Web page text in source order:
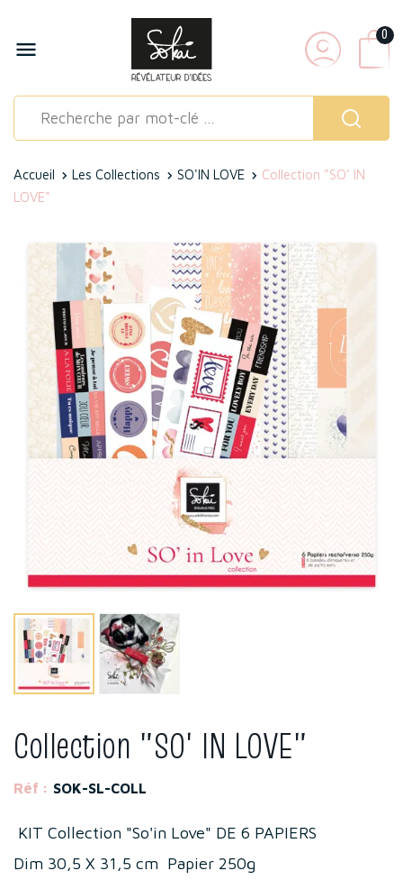

0
Accueil Les Collections SO'IN LOVE
Collection "SO' IN
LOVE"
Collection "SO' IN LOVE"
Réf : SOK-SL-COLL
KIT Collection "So'in Love" DE 6 PAPIERS
Dim 30,5 X 31,5 cm Papier 250g